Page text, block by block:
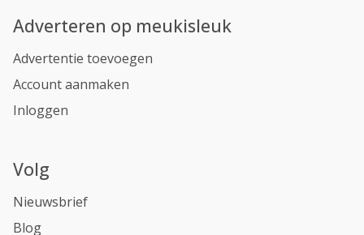
Adverteren op meukisleuk
Advertentie toevoegen
Account aanmaken
Inloggen
Volg
Nieuwsbrief
Blog